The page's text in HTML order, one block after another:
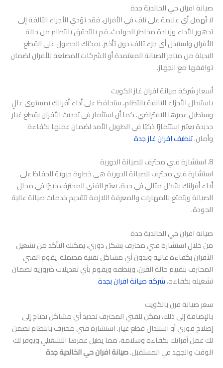
صيانة افران حي الخالدية جدة
لا تُهمل أي علامة على تلف في الأفران، فقد تؤدي الأجزاء التالفة إلى
تدهور الأداء وزيادة مخاطر الحوادث. قم بالتحقق بانتظام من حالة
الأفران واستبدل أي جزء تالف دون تأخير. يمكنك الحصول على القطع
البديلة من متاجر الصيانة المعتمدة أو الشركات المصنعة للأفران لضمان
توافقها مع الجهاز.
أسعار شركة صيانة افران غاز الكويت
باستبدال الأجزاء التالفة بانتظام، ستحافظ على أداء أفرانك بمستوى عالٍ
وستطيل عمرها الافتراضي. كما أن استثمار في تحديث الأفران بقطع غيار
جديدة يعتبر استثمارًا ذكيًا في الطويل الأمد لضمان عملها بكفاءة
وأمان.تنظيف افران غاز جدة
8. استشارة فني محترف للصيانة الدورية
استشارة فني محترف للصيانة الدورية هي خطوة حيوية للحفاظ على
أداء أفرانك بشكل مثالي في جدة. يعتبر الفني المحترف خبيرًا في مجال
الصيانة ويتمتع بالمهارات والمعرفة اللازمة لتقديم خدمات صيانة عالية
الجودة.
صيانة افران حي الخالدية جدة
من خلال استشارة فني محترف بشكل دوري، يمكنك التأكد من تشغيل
الأفران بكفاءة عالية وبدون أي مشاكل تقنية محتملة. يقوم الفني
المحترف بتقييم حالة الفرن، وينظفه ويقوم بأي تعديلات ضرورية لضمان
تشغيله بكفاءة.شركة صيانة افران بجدة
سعر صيانة فرن بالكويت
بالإضافة إلى ذلك، يمكن للفني المحترف تحديد أي مشاكل تحتاج إلى
إصلاح فوري أو استبدال قطع غيار. استشارة فني محترف بانتظام تضمن
لك عمل أفرانك بكفاءة وسلامة، مما يطيل عمرها التشغيلي ويوفر لك
الوقت والجهد في المستقبل.صيانة افران حي الخالدية جدة